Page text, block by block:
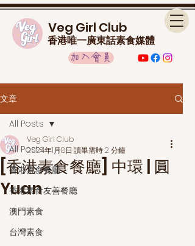
Veg Girl Club
香港唯一廣東話素食媒體
加入會員
文章
All Posts
香港素食餐廳
香港素食友善餐廳
澳門素食
台灣素食
All Posts
[香港素食餐廳] 中環 | 圓
Yuan
Veg Girl Club
2024年1月8日 讀畢需時 2 分鐘